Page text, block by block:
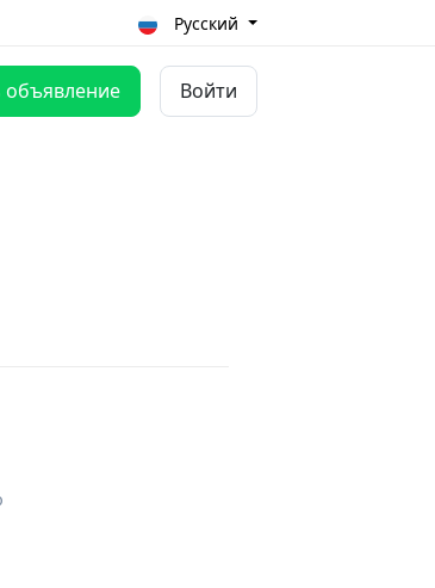
Русский
объявление Войти